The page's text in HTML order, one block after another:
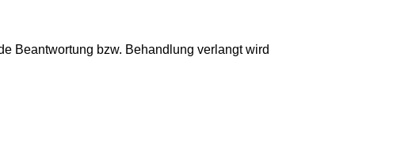
Beantwortung bzw. Behandlung verlangt wird